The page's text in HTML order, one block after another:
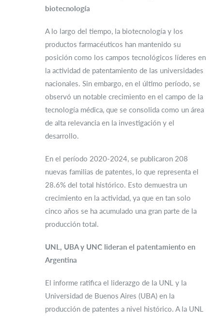
biotecnología
A lo largo del tiempo, la biotecnología y los
productos farmacéuticos han mantenido su
posición como los campos tecnológicos líderes en
la actividad de patentamiento de las universidades
nacionales. Sin embargo, en el último período, se
observó un notable crecimiento en el campo de la
tecnología médica, que se consolida como un área
de alta relevancia en la investigación y el
desarrollo.
En el período 2020-2024, se publicaron 208
nuevas familias de patentes, lo que representa el
28.6% del total histórico. Esto demuestra un
crecimiento en la actividad, ya que en tan solo
cinco años se ha acumulado una gran parte de la
producción total.
UNL, UBA y UNC lideran el patentamiento en
Argentina
El informe ratifica el liderazgo de la UNL y la
Universidad de Buenos Aires (UBA) en la
producción de patentes a nivel histórico. A la UNL